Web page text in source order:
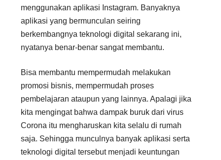
menggunakan aplikasi Instagram. Banyaknya
aplikasi yang bermunculan seiring
berkembangnya teknologi digital sekarang ini,
nyatanya benar-benar sangat membantu.
Bisa membantu mempermudah melakukan
promosi bisnis, mempermudah proses
pembelajaran ataupun yang lainnya. Apalagi jika
kita mengingat bahwa dampak buruk dari virus
Corona itu mengharuskan kita selalu di rumah
saja. Sehingga munculnya banyak aplikasi serta
teknologi digital tersebut menjadi keuntungan